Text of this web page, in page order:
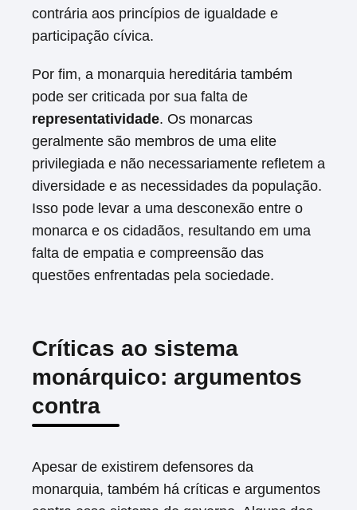
contrária aos princípios de igualdade e
participação cívica.
Por fim, a monarquia hereditária também
pode ser criticada por sua falta de
representatividade. Os monarcas
geralmente são membros de uma elite
privilegiada e não necessariamente refletem a
diversidade e as necessidades da população.
Isso pode levar a uma desconexão entre o
monarca e os cidadãos, resultando em uma
falta de empatia e compreensão das
questões enfrentadas pela sociedade.
Críticas ao sistema
monárquico: argumentos
contra
Apesar de existirem defensores da
monarquia, também há críticas e argumentos